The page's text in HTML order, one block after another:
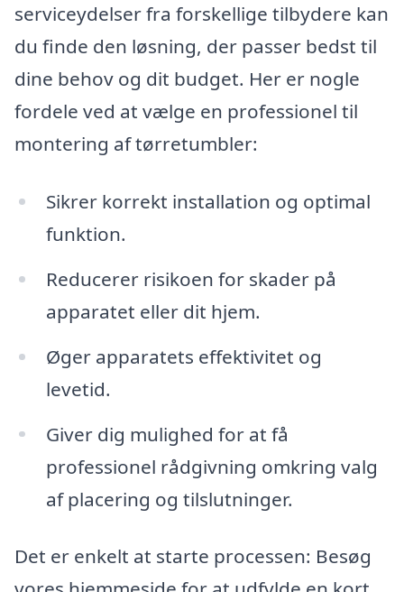
serviceydelser fra forskellige tilbydere kan
du finde den løsning, der passer bedst til
dine behov og dit budget. Her er nogle
fordele ved at vælge en professionel til
montering af tørretumbler:
Sikrer korrekt installation og optimal
funktion.
Reducerer risikoen for skader på
apparatet eller dit hjem.
Øger apparatets effektivitet og
levetid.
Giver dig mulighed for at få
professionel rådgivning omkring valg
af placering og tilslutninger.
Det er enkelt at starte processen: Besøg